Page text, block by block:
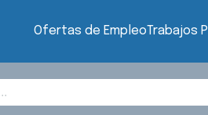
Ofertas de EmpleoTrabajos